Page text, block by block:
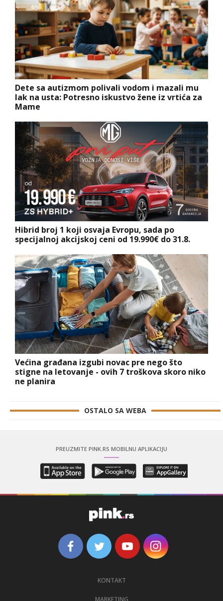
Dete sa autizmom polivali vodom i mazali mu
lak na usta: Potresno iskustvo žene iz vrtića za
Mame
Hibrid broj 1 koji osvaja Evropu, sada po
specijalnoj akcijskoj ceni od 19.990€ do 31.8.
Većina građana izgubi novac pre nego što
stigne na letovanje - ovih 7 troškova skoro niko
ne planira
OSTALO SA WEBA
PREUZMITE PINK.RS MOBILNU APLIKACIJU
KONTAKT